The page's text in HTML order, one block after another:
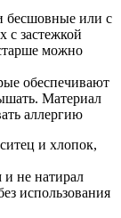
бесшовные или с
с застежкой
можно
обеспечивают
Материал
аллергию
и хлопок,
не натирал
использования